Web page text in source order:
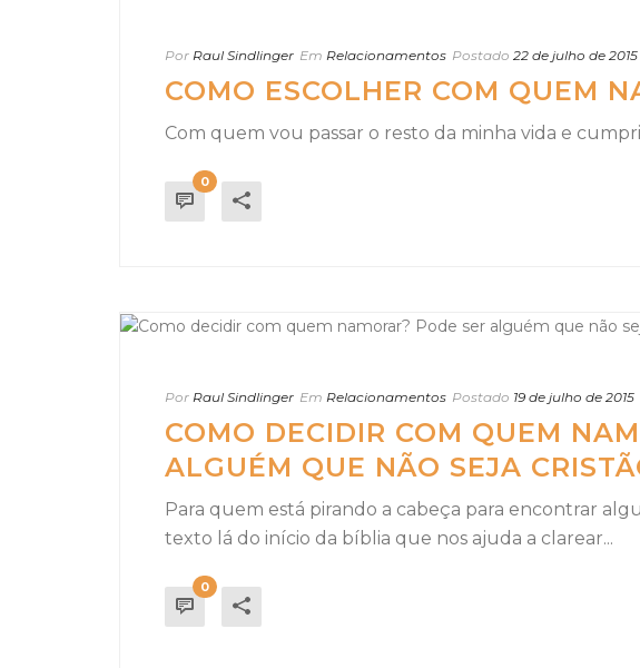
Por Raul Sindlinger Em Relacionamentos Postado 22 de julho de 2015
COMO ESCOLHER COM QUEM
Com quem vou passar o resto da minha vida e
0
Por Raul Sindlinger Em Relacionamentos Postado 19 de julho de 2015
COMO DECIDIR COM QUEM
ALGUÉM QUE NÃO SEJA
Para quem está pirando a cabeça para encontrar
texto lá do início da bíblia que nos ajuda a clarear...
0